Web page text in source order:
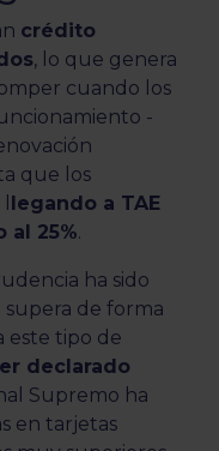
crédito
, lo que genera
cuando los
-
que los
legando a TAE
al 25%.
ha sido
supera de forma
este tipo de
declarado
Supremo ha
en tarjetas